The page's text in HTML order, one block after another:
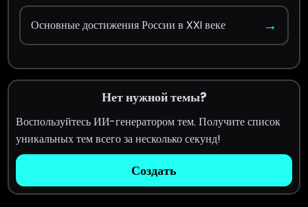
Основные достижения России в XXI веке →
Нет нужной темы?
Воспользуйтесь ИИ-генератором тем. Получите список
уникальных тем всего за несколько секунд!
Создать